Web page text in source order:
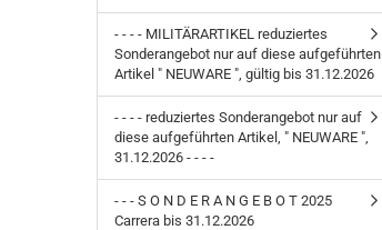
- - - - MILITÄRARTIKEL reduziertes
Sonderangebot nur auf diese aufgeführten
Artikel " NEUWARE ", gültig bis 31.12.2026
- - - - reduziertes Sonderangebot nur auf
diese aufgeführten Artikel, " NEUWARE ",
31.12.2026 - - - -
- - - S O N D E R A N G E B O T 2025
Carrera bis 31.12.2026